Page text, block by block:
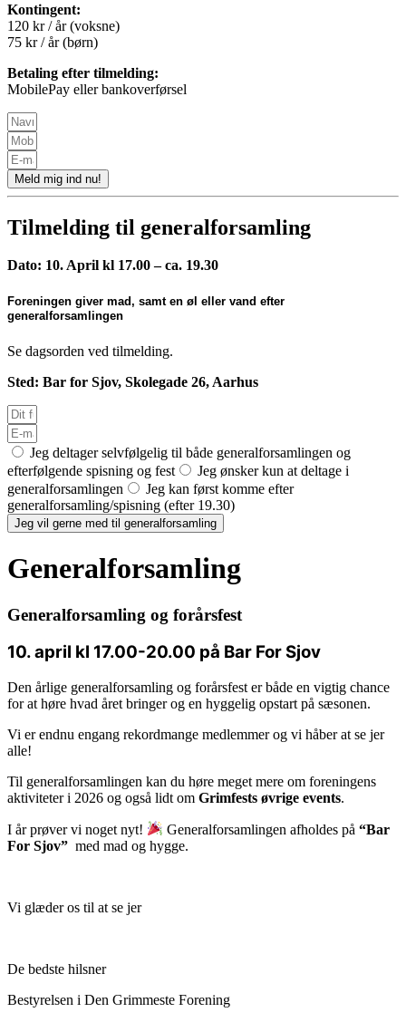
Kontingent:
120 kr / år (voksne)
75 kr / år (børn)
Betaling efter tilmelding:
MobilePay eller bankoverførsel
Meld mig ind nu!
Tilmelding til generalforsamling
Dato: 10. April kl 17.00 – ca. 19.30
Foreningen giver mad, samt en øl eller vand efter
generalforsamlingen
Se dagsorden ved tilmelding.
Sted: Bar for Sjov, Skolegade 26, Aarhus
Jeg deltager selvfølgelig til både generalforsamlingen og
efterfølgende spisning og fest
Jeg ønsker kun at deltage i
generalforsamlingen
Jeg kan først komme efter
generalforsamling/spisning (efter 19.30)
Jeg vil gerne med til generalforsamling
Generalforsamling
Generalforsamling og forårsfest
10. april kl 17.00-20.00 på Bar For Sjov
Den årlige generalforsamling og forårsfest er både en vigtig chance
for at høre hvad året bringer og en hyggelig opstart på sæsonen.
Vi er endnu engang rekordmange medlemmer og vi håber at se jer
alle!
Til generalforsamlingen kan du høre meget mere om foreningens
aktiviteter i 2026 og også lidt om Grimfests øvrige events.
I år prøver vi noget nyt! Generalforsamlingen afholdes på“Bar
For Sjov” med mad og hygge.
Vi glæder os til at se jer
De bedste hilsner
Bestyrelsen i Den Grimmeste Forening